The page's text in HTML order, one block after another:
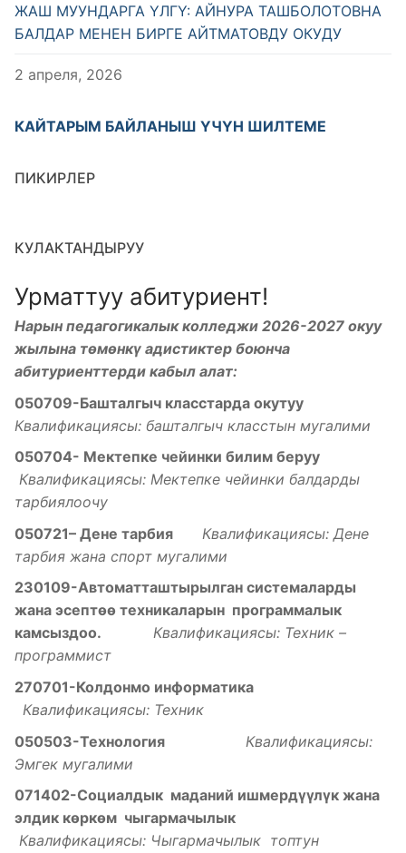
ЖАШ МУУНДАРГА ҮЛГҮ: АЙНУРА ТАШБОЛОТОВНА
БАЛДАР МЕНЕН БИРГЕ АЙТМАТОВДУ ОКУДУ
2 апреля, 2026
КАЙТАРЫМ БАЙЛАНЫШ ҮЧҮН ШИЛТЕМЕ
ПИКИРЛЕР
КУЛАКТАНДЫРУУ
Урматтуу абитуриент!
Нарын педагогикалык колледжи 2026-2027 окуу
жылына төмөнкү адистиктер боюнча
абитуриенттерди кабыл алат:
050709-Башталгыч класстарда окутуу
Квалификациясы: башталгыч класстын мугалими
050704- Мектепке чейинки билим беруу
Квалификациясы: Мектепке чейинки балдарды
тарбиялоочу
050721– Дене тарбия
Квалификациясы: Дене
тарбия жана спорт мугалими
230109-Автоматташтырылган системаларды
жана эсептѳѳ техникаларын программалык
камсыздоо.
Квалификациясы: Техник –
программист
270701-Колдонмо информатика
Квалификациясы: Техник
050503-Технология
Квалификациясы:
Эмгек мугалими
071402-Социалдык маданий ишмердүүлүк жана
элдик кѳркѳм чыгармачылык
Квалификациясы: Чыгармачылык топтун